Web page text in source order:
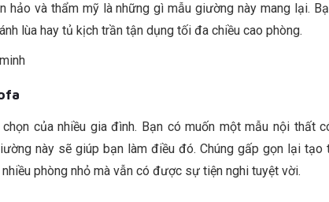
hảo và thẩm mỹ là những gì mẫu giường này mang lại.
lùa hay tủ kịch trần tận dụng tối đa chiều cao phòng.
của nhiều gia đình. Bạn có muốn một mẫu nội thất
này sẽ giúp bạn làm điều đó. Chúng gấp gọn lại tạo
phòng nhỏ mà vẫn có được sự tiện nghi tuyệt vời.